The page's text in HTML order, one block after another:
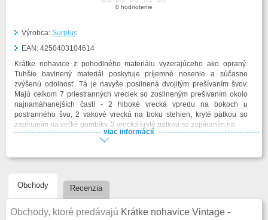
0 hodnotenie
Výrobca: Surplus
EAN: 4250403104614
Krátke nohavice z pohodlného materiálu vyzerajúceho ako opraný.
Tuhšie bavlnený materiál poskytuje príjemné nosenie a súčasne
zvýšenú odolnosť. Tá je navyše posilnená dvojitým prešívaním švov.
Majú celkom 7 priestranných vreciek so zosilneným prešívaním okolo
najnamáhanejších častí - 2 hlboké vrecká vpredu na bokoch u
postranného švu, 2 vakové vrecká na boku stehien, kryté pätkou so
zapínaním na veľké gombíky, 2 vrecká kryté pätkou so zapínaním na
viac informácií
Obchody Recenzia
Obchody, ktoré predávajú Krátke nohavice Vintage -